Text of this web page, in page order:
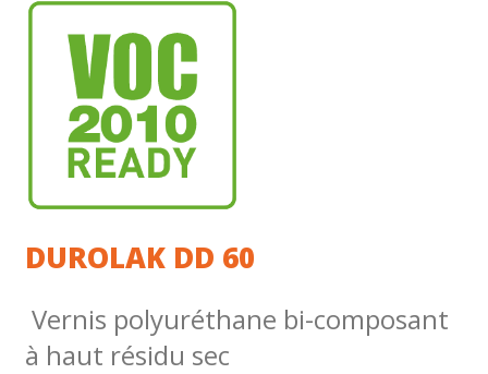
DUROLAK DD 60
Vernis polyuréthane bi-composant
à haut résidu sec